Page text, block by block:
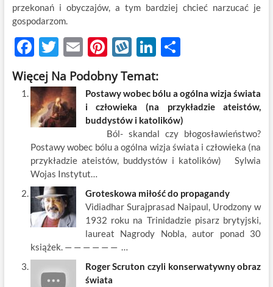
przekonań i obyczajów, a tym bardziej chcieć narzucać je
gospodarzom.
F
ac
e
b
o
o
k
T
w
itt
er
E
m
ail
Pi
nt
er
es
t
W
k
o
p
Li
k
e
dI
n
S
ar
e
Więcej Na Podobny Temat:
Postawy wobec bólu a ogólna wizja świata
i człowieka (na przykładzie ateistów,
buddystów i katolików)
Ból- skandal czy błogosławieństwo?
Postawy wobec bólu a ogólna wizja świata i człowieka (na
przykładzie ateistów, buddystów i katolików) Sylwia
Wojas Instytut…
Groteskowa miłość do propagandy
Vidiadhar Surajprasad Naipaul, Urodzony w
1932 roku na Trinidadzie pisarz brytyjski,
laureat Nagrody Nobla, autor ponad 30
książek. — — — — — — …
Roger Scruton czyli konserwatywny obraz
świata